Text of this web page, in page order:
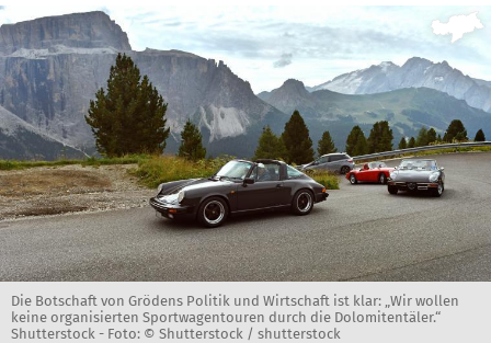
Die Botschaft von Grödens Politik und Wirtschaft ist klar: „Wir wollen
keine organisierten Sportwagentouren durch die Dolomitentäler.“
Shutterstock - Foto: © Shutterstock / shutterstock